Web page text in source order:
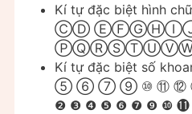
Kí tự đặc biệt hình
ⒸⒹ
Kí tự đặc biệt số
⑤ ⑥ ⑦ ⑨ ⑩ ⑪ ⑫
❷ ❸ ❹ ❺ ❻ ❼ ❾ ❿